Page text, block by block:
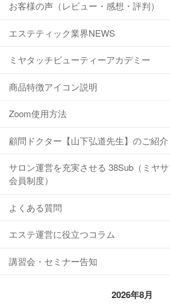
お客様の声（レビュー・感想・評判）
エステティック業界NEWS
ミヤタッチビューティーアカデミー
商品特徴アイコン説明
Zoom使用方法
顧問ドクター【山下弘道先生】のご紹介
サロン運営を充実させる 38Sub（ミヤ
会員制度）
よくある質問
エステ運営に役立つコラム
講習会・セミナー告知
2026年8月